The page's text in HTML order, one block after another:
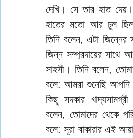
দেখি। সে তার হাত
হাতের মতো আর চুল
তিনি বলেন, এটা
জিন্ন সম্প্রদায়ের সাথে
সাহসী। তিনি বলেন,
বলে: আমরা শুনেছি আপনি
কিছু সদকার
বলেন, তোমাদের থেকে
বলে: সূরা বাকারার এই